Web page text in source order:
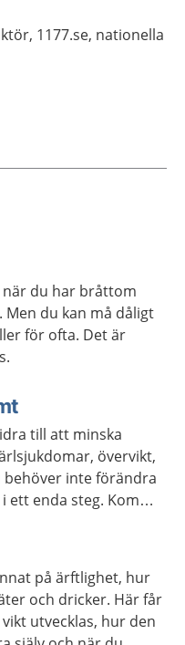
1177.se, nationella
när du har bråttom
du kan må dåligt
för ofta. Det är
till att minska
övervikt,
behöver inte förändra
ett enda steg. Kom
på ärftlighet, hur
och dricker. Här får
utvecklas, hur den